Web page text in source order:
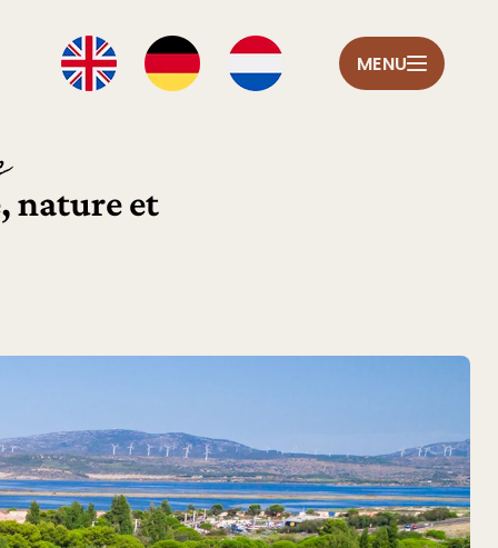
MENU
nature et